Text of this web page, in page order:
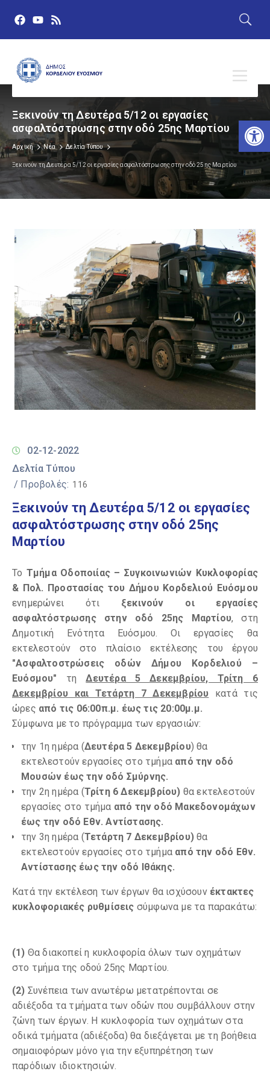
Ξεκινούν τη Δευτέρα 5/12 οι εργασίες
ασφαλτόστρωσης στην οδό 25ης Μαρτίου
Αρχική Νέα Δελτία Τύπου
Ξεκινούν τη Δευτέρα 5/12 οι εργασίες ασφαλτόστρωσης στην οδό 25ης Μαρτίου
02-12-2022
Δελτία Τύπου
/ Προβολές: 116
Ξεκινούν τη Δευτέρα 5/12 οι εργασίες
ασφαλτόστρωσης στην οδό 25ης
Μαρτίου
Το Τμήμα Οδοποιίας – Συγκοινωνιών Κυκλοφορίας
& Πολ. Προστασίας του Δήμου Κορδελιού Ευόσμου
ενημερώνει ότι ξεκινούν οι εργασίες
ασφαλτόστρωσης στην οδό 25ης Μαρτίου, στη
Δημοτική Ενότητα Ευόσμου. Οι εργασίες θα
εκτελεστούν στο πλαίσιο εκτέλεσης του έργου
"Ασφαλτοστρώσεις οδών Δήμου Κορδελιού –
Ευόσμου" τηΔευτέρα 5 Δεκεμβρίου, Τρίτη 6
Δεκεμβρίου και Τετάρτη 7 Δεκεμβρίου κατά τις
ώρες από τις 06:00π.μ. έως τις 20:00μ.μ.
Σύμφωνα με το πρόγραμμα των εργασιών:
την 1η ημέρα (Δευτέρα 5 Δεκεμβρίου) θα
εκτελεστούν εργασίες στο τμήμα από την οδό
Μουσών έως την οδό Σμύρνης.
την 2η ημέρα (Τρίτη 6 Δεκεμβρίου) θα εκτελεστούν
εργασίες στο τμήμα από την οδό Μακεδονομάχων
έως την οδό Εθν. Αντίστασης.
την 3η ημέρα (Τετάρτη 7 Δεκεμβρίου) θα
εκτελεστούν εργασίες στο τμήμα από την οδό Εθν.
Αντίστασης έως την οδό Ιθάκης.
Κατά την εκτέλεση των έργων θα ισχύσουν έκτακτες
κυκλοφοριακές ρυθμίσεις σύμφωνα με τα παρακάτω:
(1) Θα διακοπεί η κυκλοφορία όλων των οχημάτων
στο τμήμα της οδού 25ης Μαρτίου.
(2) Συνέπεια των ανωτέρω μετατρέπονται σε
αδιέξοδα τα τμήματα των οδών που συμβάλλουν στην
ζώνη των έργων. Η κυκλοφορία των οχημάτων στα
οδικά τμήματα (αδιέξοδα) θα διεξάγεται με τη βοήθεια
σημαιοφόρων μόνο για την εξυπηρέτηση των
παρόδιων ιδιοκτησιών.